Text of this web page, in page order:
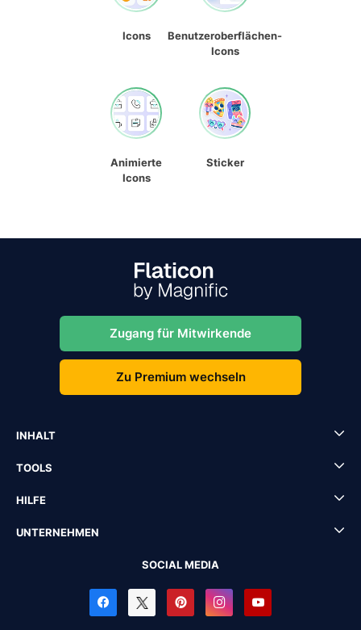
Icons
Benutzeroberflächen-
Icons
Animierte
Icons
Sticker
Zugang für Mitwirkende
Zu Premium wechseln
INHALT
TOOLS
HILFE
UNTERNEHMEN
SOCIAL MEDIA